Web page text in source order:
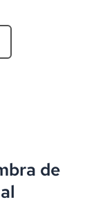
de